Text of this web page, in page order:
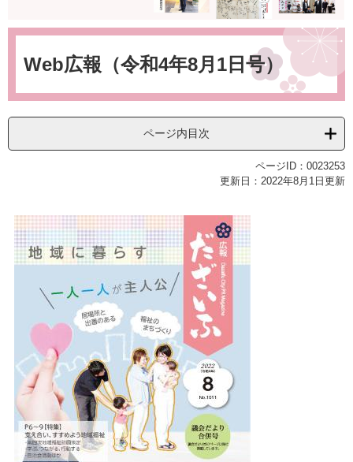
本
Web広報（令和4年8月1日号）
ページ内目次
ページID：0023253
更新日：2022年8月1日更新